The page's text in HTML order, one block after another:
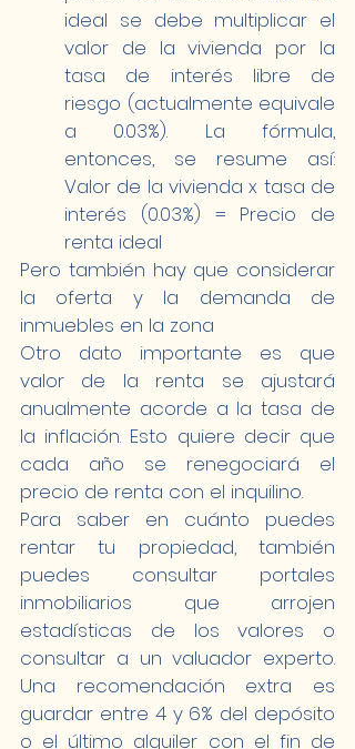
ideal se debe multiplicar el
valor de la vivienda por la
tasa de interés libre de
riesgo (actualmente equivale
a 0.03%). La fórmula,
entonces, se resume así:
Valor de la vivienda x tasa de
interés (0.03%) = Precio de
renta ideal
Pero también hay que considerar
la oferta y la demanda de
inmuebles en la zona
Otro dato importante es que
valor de la renta se ajustará
anualmente acorde a la tasa de
la inflación. Esto quiere decir que
cada año se renegociará el
precio de renta con el inquilino.
Para saber en cuánto puedes
rentar tu propiedad, también
puedes consultar portales
inmobiliarios que arrojen
estadísticas de los valores o
consultar a un valuador experto.
Una recomendación extra es
guardar entre 4 y 6% del depósito
o el último alquiler con el fin de